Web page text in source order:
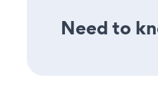
Need to